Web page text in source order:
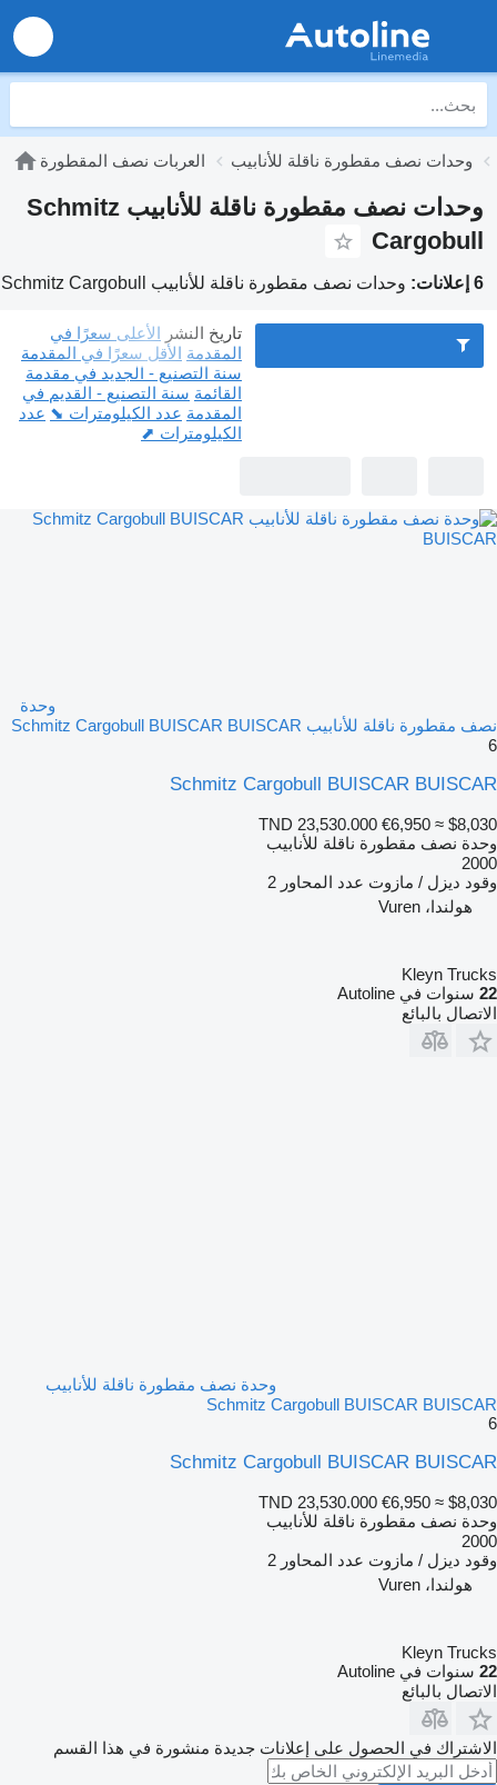
العربات نصف المقطورة وحدات نصف مقطورة ناقلة للأنابيب
وحدات نصف مقطورة ناقلة للأنابيب Schmitz
Cargobull
6 إعلانات: وحدات نصف مقطورة ناقلة للأنابيب Schmitz Cargobull
تاريخ النشر الأعلى سعرًا في
المقدمة الأقل سعرًا في المقدمة
سنة التصنيع - الجديد في مقدمة
القائمة سنة التصنيع - القديم في
المقدمة عدد الكيلومترات ⬊ عدد
الكيلومترات ⬈
وحدة
نصف مقطورة ناقلة للأنابيب Schmitz Cargobull BUISCAR BUISCAR
6
Schmitz Cargobull BUISCAR BUISCAR
TND 23,530.000 €6,950 ≈ $8,030
وحدة نصف مقطورة ناقلة للأنابيب
2000
وقود ديزل / مازوت عدد المحاور 2
هولندا، Vuren
Kleyn Trucks
22 سنوات في Autoline
الاتصال بالبائع
وحدة نصف مقطورة ناقلة للأنابيب
Schmitz Cargobull BUISCAR BUISCAR
6
Schmitz Cargobull BUISCAR BUISCAR
TND 23,530.000 €6,950 ≈ $8,030
وحدة نصف مقطورة ناقلة للأنابيب
2000
وقود ديزل / مازوت عدد المحاور 2
هولندا، Vuren
Kleyn Trucks
22 سنوات في Autoline
الاتصال بالبائع
الاشتراك في الحصول على إعلانات جديدة منشورة في هذا القسم